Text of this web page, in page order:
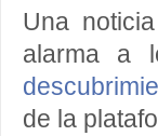
Una
alarma a
de la